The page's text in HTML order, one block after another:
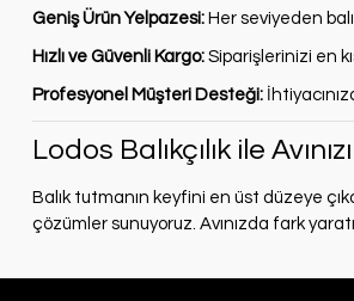
Geniş Ürün Yelpazesi: Her seviyeden
Hızlı ve Güvenli Kargo: Siparişlerinizi en
Profesyonel Müşteri Desteği:
Lodos Balıkçılık ile
Balık tutmanın keyfini en üst düzeye
çözümler sunuyoruz. Avınızda fark